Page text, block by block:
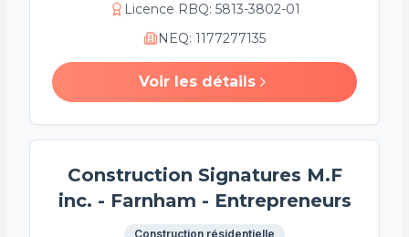
Licence RBQ: 5813-3802-01
NEQ: 1177277135
Voir les détails
Construction Signatures M.F
inc. - Farnham - Entrepreneurs
Construction résidentielle